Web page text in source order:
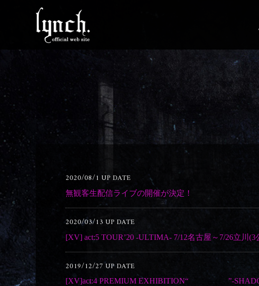
2020/08/1 UP DATE
無観客生配信ライブの開催が決定！
2020/03/13 UP DATE
[XV] act:5 TOUR’20 -ULTIMA- 7/12名古屋～7/26立川(3
2019/12/27 UP DATE
[XV]act:4 PREMIUM EXHIBITION“ ”-